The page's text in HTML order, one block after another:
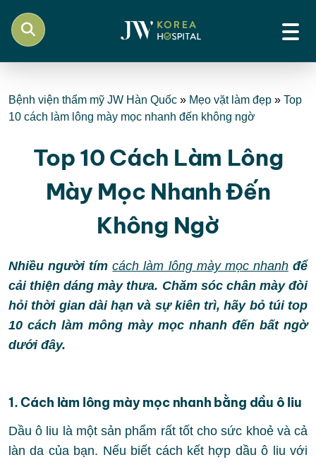
Bệnh viện thẩm mỹ JW Hàn Quốc » Mẹo vặt làm đẹp » Top
10 cách làm lông mày mọc nhanh đến không ngờ
Top 10 Cách Làm Lông
Mày Mọc Nhanh Đến
Không Ngờ
Nhiều người tímcách làm lông mày mọc nhanhđể
cải thiện dáng mày thưa. Chăm sóc chân mày đòi
hỏi thời gian dài hạn và sự kiên trì, hãy bỏ túi top
10 cách làm mông mày mọc nhanh đến bất ngờ
dưới đây.
1. Cách làm lông mày mọc nhanh bằng dầu ô liu
Dầu ô liu là một sản phẩm rất tốt cho sức khoẻ và cả
làn da của bạn. Nếu biết cách kết hợp dầu ô liu với